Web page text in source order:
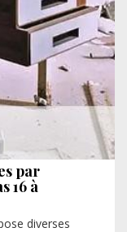
par
16 à
diverses